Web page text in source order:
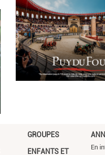
GROUPES
ENFANTS ET
En